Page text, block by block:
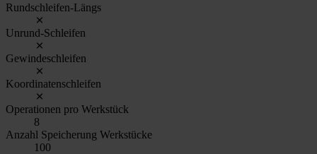
Rundschleifen-Längs
Unrund-Schleifen
Gewindeschleifen
Koordinatenschleifen
Operationen pro Werkstück
8
Anzahl Speicherung Werkstücke
100